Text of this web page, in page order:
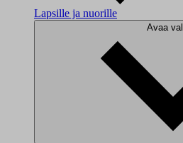
Lapsille ja nuorille
Avaa